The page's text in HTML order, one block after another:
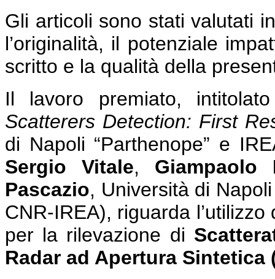
Gli articoli sono stati valutati
l’originalità, il potenziale
scritto e la qualità della
Il lavoro premiato,
Scatterers Detection: First
di Napoli “Parthenope” e
Sergio Vitale, Giampaolo
Pascazio, Università di
CNR-IREA), riguarda
per la rilevazione di
Radar ad Apertura Sintetica